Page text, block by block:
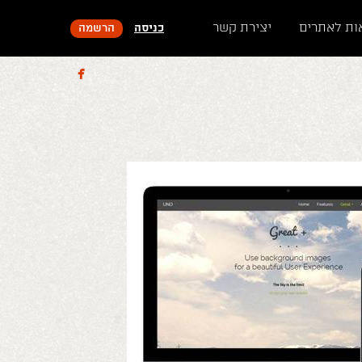
כניסה הרשמה לאתרים יצירת קשר
